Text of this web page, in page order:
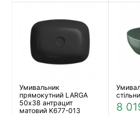
Умивальник
прямокутний LARGA
50х38 антрацит
матовий K677-013
8